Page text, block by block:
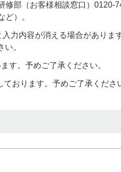
修部（お客様相談窓口）0120-
）。
力内容が消える場合がありま
。
す。予めご了承ください。
おります。予めご了承くださ